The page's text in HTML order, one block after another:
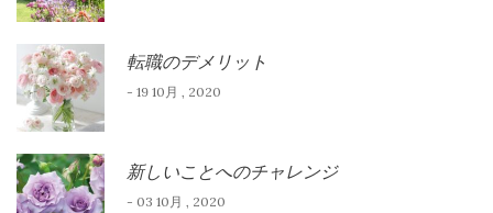
転職のデメリット
- 19 10月 , 2020
新しいことへのチャレンジ
- 03 10月 , 2020